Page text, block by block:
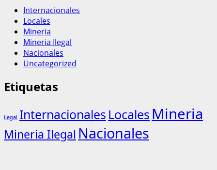
Internacionales
Locales
Mineria
Mineria Ilegal
Nacionales
Uncategorized
Etiquetas
ilegal Internacionales Locales Mineria
Mineria Ilegal Nacionales